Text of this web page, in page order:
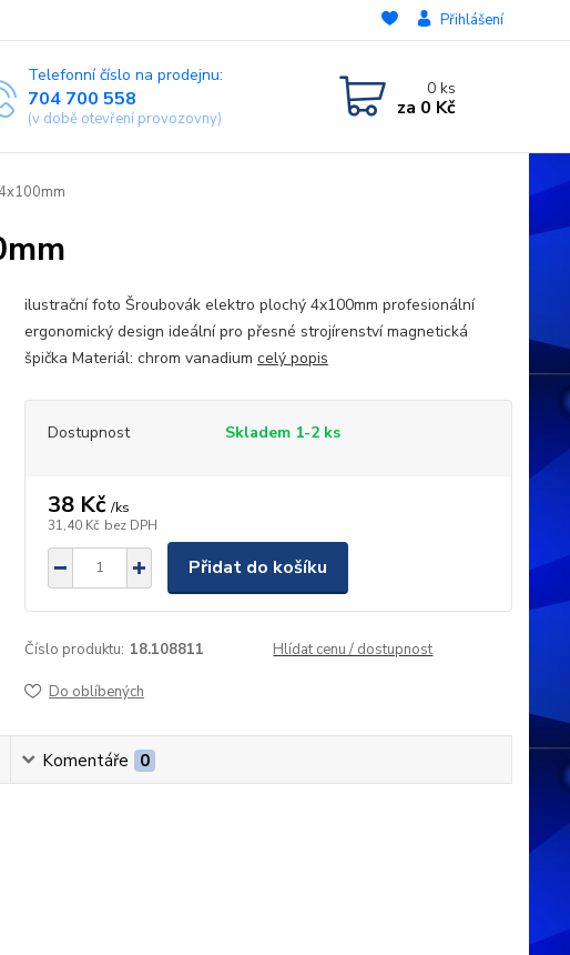
Přihlášení
Telefonní číslo na prodejnu:
704 700 558
(v době otevření provozovny)
0ks
za 0 Kč
ilustrační foto Šroubovák elektro plochý 4x100mm profesionální
ergonomický design ideální pro přesné strojírenství magnetická
špička Materiál: chrom vanadium celý popis
Dostupnost Skladem 1-2 ks
38 Kč /ks
31,40 Kč bez DPH
Přidat do košíku
Číslo produktu: 18.108811 Hlídat cenu / dostupnost
Do oblíbených
Komentáře 0